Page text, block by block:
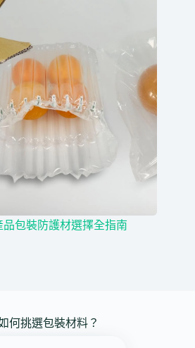
包裝防護材選擇全指南
何挑選包裝材料？